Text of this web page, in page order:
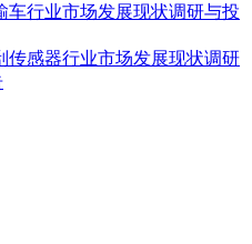
车行业市场发展现状调研与投
传感器行业市场发展现状调研